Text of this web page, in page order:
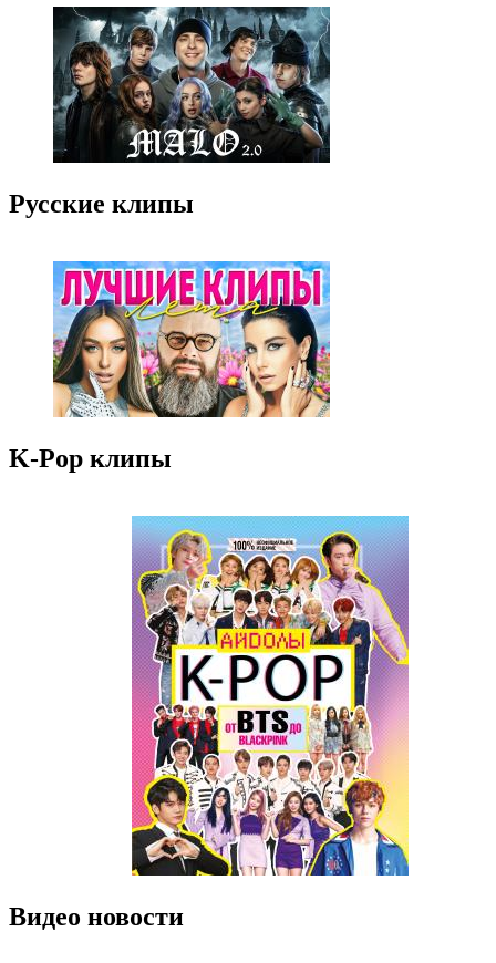
Русские клипы
K-Pop клипы
Видео новости